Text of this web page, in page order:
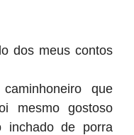
dos meus contos
que
mesmo gostoso
inchado de porra